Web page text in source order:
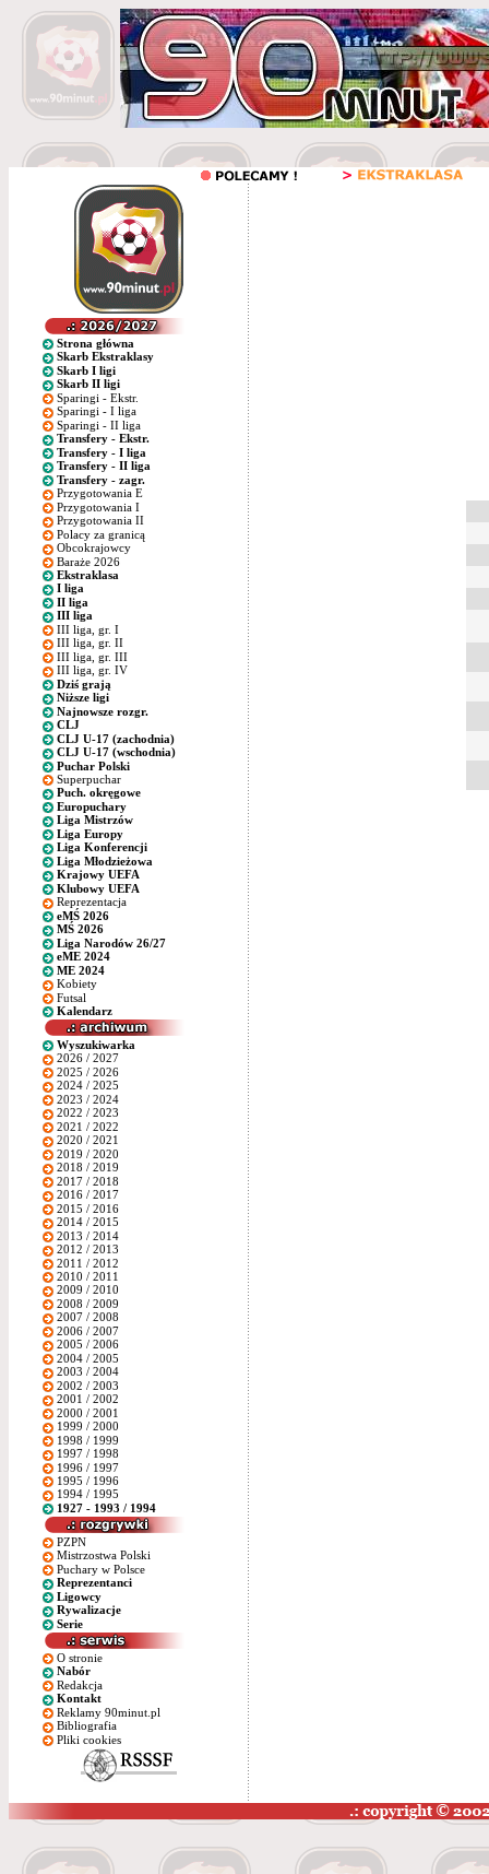
Strona główna
Skarb Ekstraklasy
Skarb I ligi
Skarb II ligi
Sparingi - Ekstr.
Sparingi - I liga
Sparingi - II liga
Transfery - Ekstr.
Transfery - I liga
Transfery - II liga
Transfery - zagr.
Przygotowania E
Przygotowania I
Przygotowania II
Polacy za granicą
Obcokrajowcy
Baraże 2026
Ekstraklasa
I liga
II liga
III liga
III liga, gr. I
III liga, gr. II
III liga, gr. III
III liga, gr. IV
Dziś grają
Niższe ligi
Najnowsze rozgr.
CLJ
CLJ U-17 (zachodnia)
CLJ U-17 (wschodnia)
Puchar Polski
Superpuchar
Puch. okręgowe
Europuchary
Liga Mistrzów
Liga Europy
Liga Konferencji
Liga Młodzieżowa
Krajowy UEFA
Klubowy UEFA
Reprezentacja
eMŚ 2026
MŚ 2026
Liga Narodów 26/27
eME 2024
ME 2024
Kobiety
Futsal
Kalendarz
Wyszukiwarka
2026 / 2027
2025 / 2026
2024 / 2025
2023 / 2024
2022 / 2023
2021 / 2022
2020 / 2021
2019 / 2020
2018 / 2019
2017 / 2018
2016 / 2017
2015 / 2016
2014 / 2015
2013 / 2014
2012 / 2013
2011 / 2012
2010 / 2011
2009 / 2010
2008 / 2009
2007 / 2008
2006 / 2007
2005 / 2006
2004 / 2005
2003 / 2004
2002 / 2003
2001 / 2002
2000 / 2001
1999 / 2000
1998 / 1999
1997 / 1998
1996 / 1997
1995 / 1996
1994 / 1995
1927 - 1993 / 1994
PZPN
Mistrzostwa Polski
Puchary w Polsce
Reprezentanci
Ligowcy
Rywalizacje
Serie
O stronie
Nabór
Redakcja
Kontakt
Reklamy 90minut.pl
Bibliografia
Pliki cookies